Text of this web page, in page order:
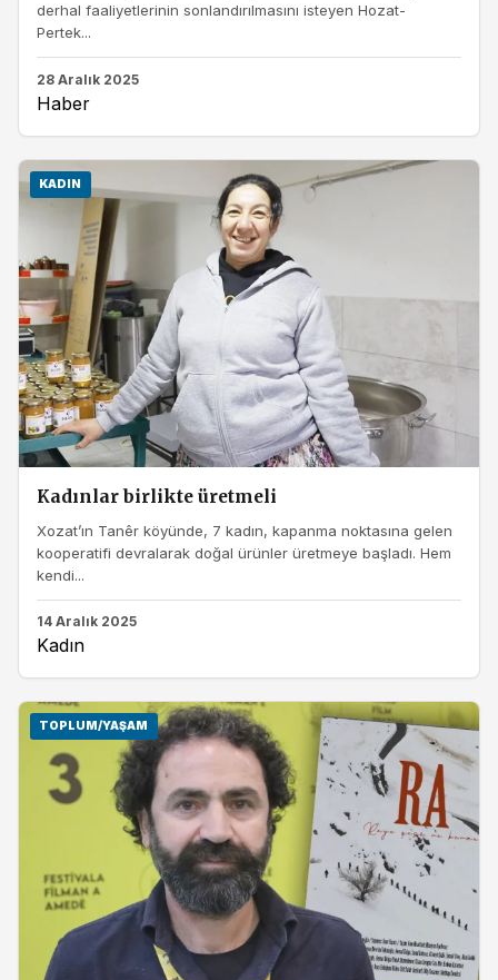
derhal faaliyetlerinin sonlandırılmasını isteyen Hozat-
Pertek...
28 Aralık 2025
Haber
KADIN
Kadınlar birlikte üretmeli
Xozat’ın Tanêr köyünde, 7 kadın, kapanma noktasına gelen
kooperatifi devralarak doğal ürünler üretmeye başladı. Hem
kendi...
14 Aralık 2025
Kadın
TOPLUM/YAŞAM